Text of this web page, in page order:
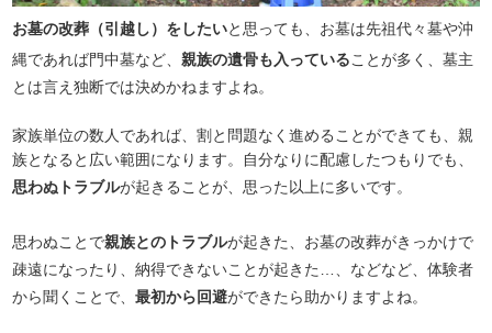
お墓の改葬（引越し）をしたいと思っても、お墓は先祖代々墓や沖
縄であれば門中墓など、親族の遺骨も入っていることが多く、墓主
とは言え独断では決めかねますよね。
家族単位の数人であれば、割と問題なく進めることができても、親
族となると広い範囲になります。自分なりに配慮したつもりでも、
思わぬトラブルが起きることが、思った以上に多いです。
思わぬことで親族とのトラブルが起きた、お墓の改葬がきっかけで
疎遠になったり、納得できないことが起きた…、などなど、体験者
から聞くことで、最初から回避ができたら助かりますよね。